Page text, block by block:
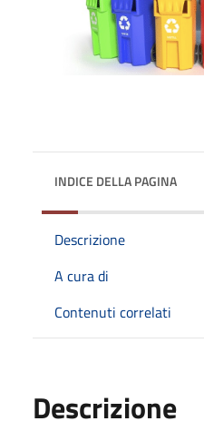
INDICE DELLA PAGINA
Descrizione
A cura di
Contenuti correlati
Descrizione